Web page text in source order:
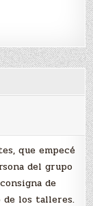
que empecé
del grupo
de
de los talleres.